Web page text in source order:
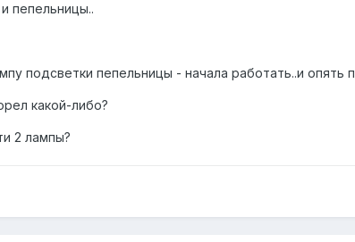
пепельницы..
подсветки пепельницы - начала работать..и опять
какой-либо?
2 лампы?